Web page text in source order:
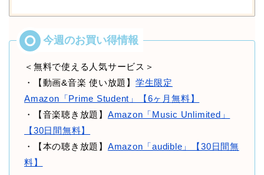
＜無料で使える人気サービス＞
・【動画&音楽 使い放題】 学生限定
Amazon「Prime Student」【6ヶ月無料】
・【音楽聴き放題】 Amazon「Music Unlimited」
【30日間無料】
・【本の聴き放題】 Amazon「audible」【30日間無
料】